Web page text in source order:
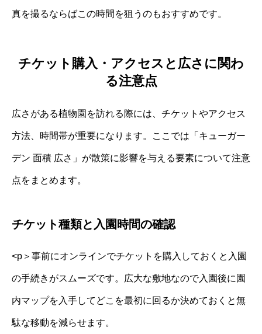
真を撮るならばこの時間を狙うのもおすすめです。
チケット購入・アクセスと広さに関わ
る注意点
広さがある植物園を訪れる際には、チケットやアクセス
方法、時間帯が重要になります。ここでは「キューガー
デン 面積 広さ」が散策に影響を与える要素について注意
点をまとめます。
チケット種類と入園時間の確認
<p＞事前にオンラインでチケットを購入しておくと入園
の手続きがスムーズです。広大な敷地なので入園後に園
内マップを入手してどこを最初に回るか決めておくと無
駄な移動を減らせます。